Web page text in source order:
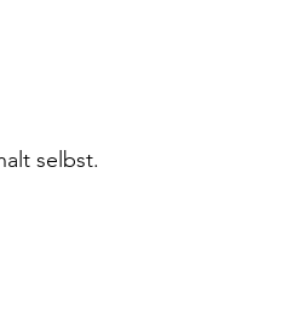
selbst.